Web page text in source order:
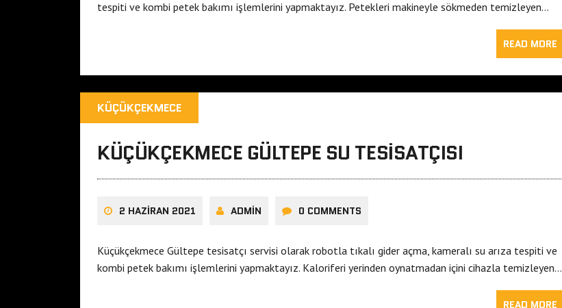
tespiti ve kombi petek bakımı işlemlerini yapmaktayız. Petekleri makineyle sökmeden temizleyen…
READ MORE
KÜÇÜKÇEKMECE
KÜÇÜKÇEKMECE GÜLTEPE SU TESISATÇISI
2 HAZIRAN 2021 ADMIN 0 COMMENTS
Küçükçekmece Gültepe tesisatçı servisi olarak robotla tıkalı gider açma, kameralı su arıza tespiti ve
kombi petek bakımı işlemlerini yapmaktayız. Kaloriferi yerinden oynatmadan içini cihazla temizleyen…
READ MORE